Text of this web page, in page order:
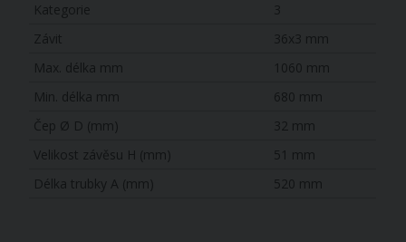
Kategorie
3
Závit
36x3 mm
Max. délka mm
1060 mm
Min. délka mm
680 mm
Čep Ø D (mm)
32 mm
Velikost závěsu H (mm)
51 mm
Délka trubky A (mm)
520 mm